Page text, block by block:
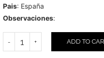
Pais: España
Observaciones:
ADD TO